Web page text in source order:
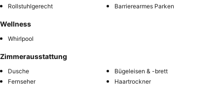
Rollstuhlgerecht Barrierearmes Parken
Wellness
Whirlpool
Zimmerausstattung
Dusche
Bügeleisen & -brett
Fernseher
Haartrockner